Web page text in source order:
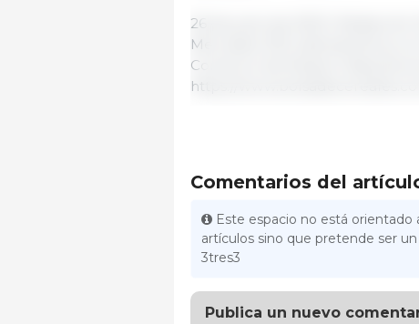
26 de junio de 2023 |
Mercados 333 Latinoamérica
Comercio de Rosario https://
https://
Comentarios del
Este espacio no está orientado
artículos sino que pretende ser
3tres3
Publica un nuevo